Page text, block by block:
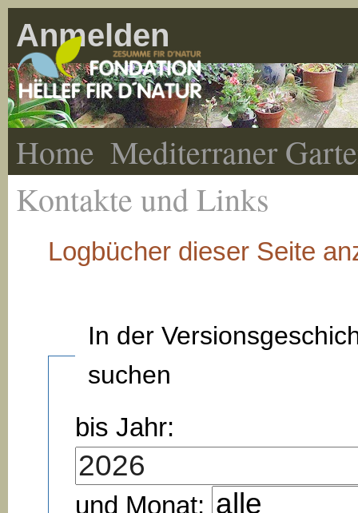
Anmelden
Home Mediterraner
Kontakte und Links
Logbücher dieser Seite
In der
suchen
bis Jahr:
und Monat: